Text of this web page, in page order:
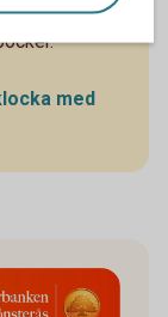
utan att ha
med